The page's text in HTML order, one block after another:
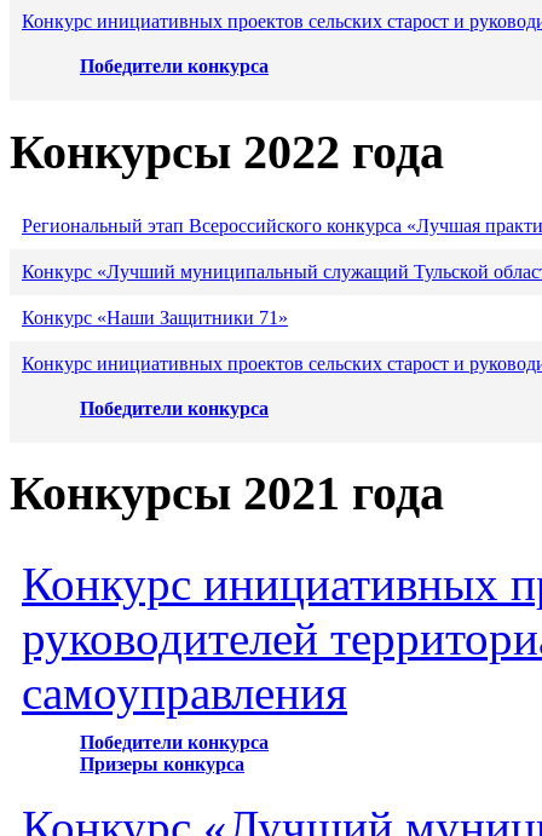
Конкурс инициативных проектов сельских старост и
Победители конкурса
Конкурсы 2022 года
Региональный этап Всероссийского конкурса «Лучшая
Конкурс «Лучший муниципальный служащий Тульской
Конкурс «Наши Защитники 71»
Конкурс инициативных проектов сельских старост и
Победители конкурса
Конкурсы 2021 года
Конкурс инициативных
руководителей
самоуправления
Победители конкурса
Призеры конкурса